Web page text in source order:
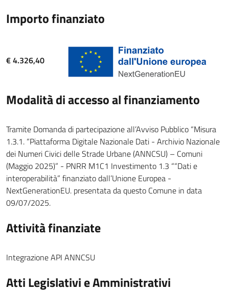
Importo finanziato
€ 4.326,40
Modalità di accesso al finanziamento
Tramite Domanda di partecipazione all’Avviso Pubblico “Misura
1.3.1. “Piattaforma Digitale Nazionale Dati - Archivio Nazionale
dei Numeri Civici delle Strade Urbane (ANNCSU) – Comuni
(Maggio 2025)” - PNRR M1C1 Investimento 1.3 ““Dati e
interoperabilità” finanziato dall’Unione Europea -
NextGenerationEU. presentata da questo Comune in data
09/07/2025.
Attività finanziate
Integrazione API ANNCSU
Atti Legislativi e Amministrativi